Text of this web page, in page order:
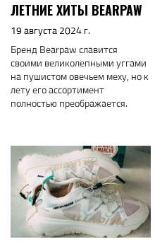
ЛЕТНИЕ ХИТЫ BEARPAW
19 августа 2024 г.
Бренд Bearpaw славится
своими великолепными уггами
на пушистом овечьем меху, но к
лету его ассортимент
полностью преображается.